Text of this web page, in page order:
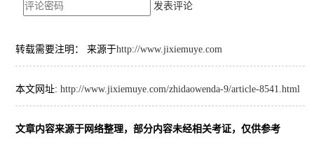
发表评论
转载需要注明： 来源于http://www.jixiemuye.com
本文网址: http://www.jixiemuye.com/zhidaowenda-9/article-8541.html
文章内容来源于网络整理，部分内容未经相关考证，仅供参考